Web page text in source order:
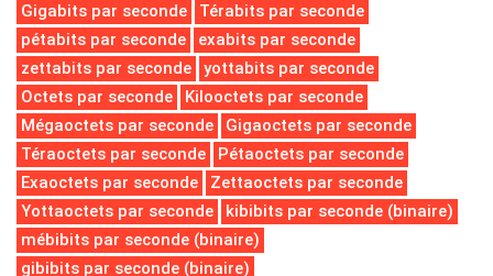
Gigabits par seconde
Térabits par seconde
pétabits par seconde
exabits par seconde
zettabits par seconde
yottabits par seconde
Octets par seconde
Kilooctets par seconde
Mégaoctets par seconde
Gigaoctets par seconde
Téraoctets par seconde
Pétaoctets par seconde
Exaoctets par seconde
Zettaoctets par seconde
Yottaoctets par seconde
kibibits par seconde (binaire)
mébibits par seconde (binaire)
gibibits par seconde (binaire)